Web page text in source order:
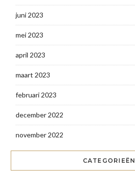
juni 2023
mei 2023
april 2023
maart 2023
februari 2023
december 2022
november 2022
CATEGORIEËN